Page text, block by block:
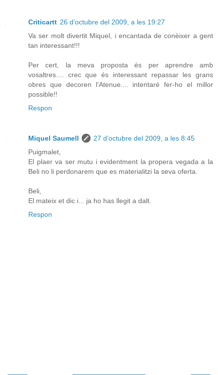
Criticartt 26 d’octubre del 2009, a les 19:27
Va ser molt divertit Miquel, i encantada de conèixer a gent
tan interessant!!!
Per cert, la meva proposta és per aprendre amb
vosaltres.... crec que és interessant repassar les grans
obres que decoren l'Atenue.... intentaré fer-ho el millor
possible!!
Respon
Miquel Saumell
27 d’octubre del 2009, a les 8:45
Puigmalet,
El plaer va ser mutu i evidentment la propera vegada a la
Beli no li perdonarem que es materialitzi la seva oferta.
Beli,
El mateix et dic i... ja ho has llegit a dalt.
Respon